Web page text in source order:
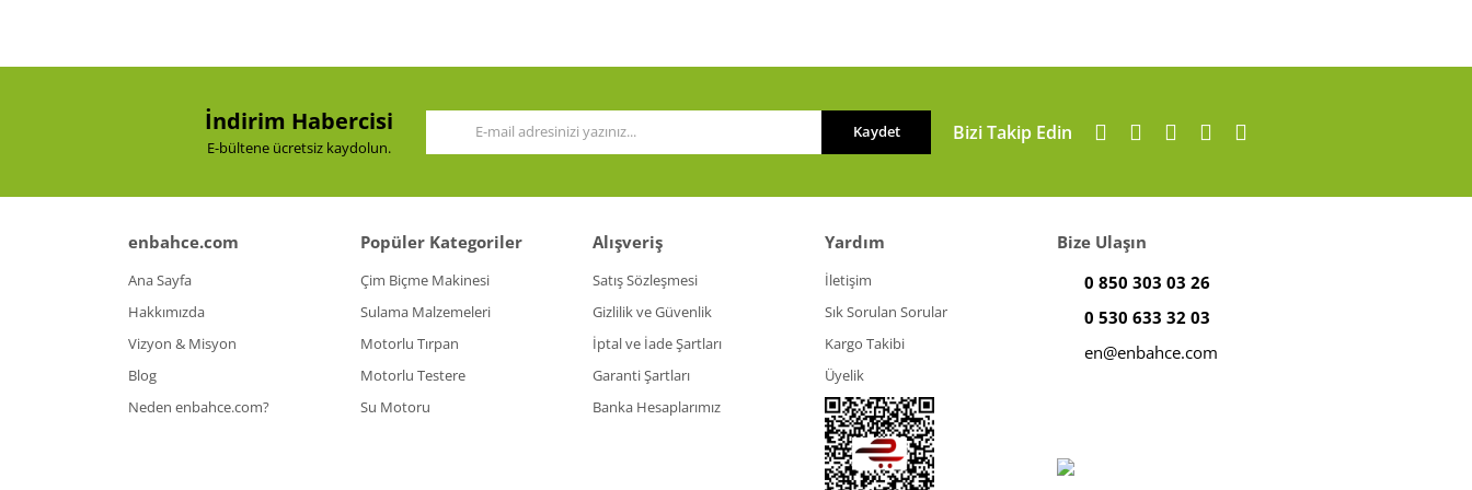
Bu ürüne benzer farklı alternatifler olmalı.
İndirim Habercisi
E-bültene ücretsiz kaydolun.
Kaydet Bizi Takip Edin
enbahce.com
Ana Sayfa
Hakkımızda
Vizyon & Misyon
Blog
Neden enbahce.com?
Popüler Kategoriler
Çim Biçme Makinesi
Sulama Malzemeleri
Motorlu Tırpan
Motorlu Testere
Su Motoru
Alışveriş
Satış Sözleşmesi
Gizlilik ve Güvenlik
İptal ve İade Şartları
Garanti Şartları
Banka Hesaplarımız
Yardım
İletişim
Sık Sorulan Sorular
Kargo Takibi
Üyelik
Bize Ulaşın
0 850 303 03 26
0 530 633 32 03
en@enbahce.com